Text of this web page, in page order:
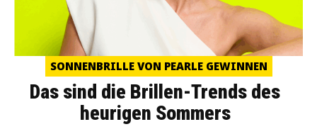
SONNENBRILLE VON PEARLE GEWINNEN
Das sind die Brillen-Trends des
heurigen Sommers